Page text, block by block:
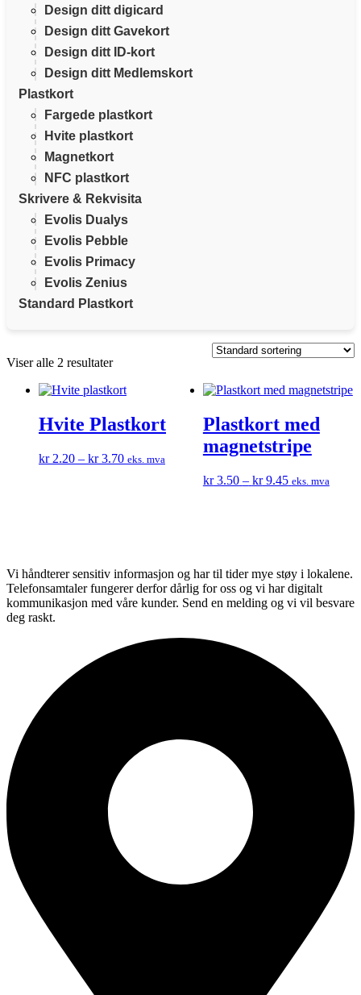
Design ditt digicard
Design ditt Gavekort
Design ditt ID-kort
Design ditt Medlemskort
Plastkort
Fargede plastkort
Hvite plastkort
Magnetkort
NFC plastkort
Skrivere & Rekvisita
Evolis Dualys
Evolis Pebble
Evolis Primacy
Evolis Zenius
Standard Plastkort
Viser alle 2 resultater
Hvite Plastkort
kr2.20 – kr3.70Prisområde:
eks. mva
på
produktsiden
Plastkort med
magnetstripe
kr3.50 – kr9.45Prisområde:
eks. mvaDette
kan
velges
Vi håndterer sensitiv informasjon og har til tider mye støy i lokalene.
Telefonsamtaler fungerer derfor dårlig for oss og vi har digitalt
kommunikasjon med våre kunder. Send en melding og vi vil besvare
deg raskt.